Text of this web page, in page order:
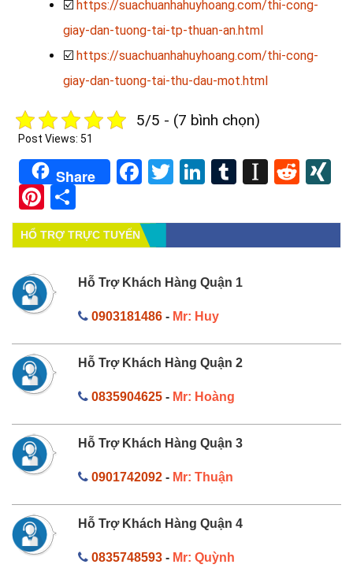
☑️ https://suachuanhahuyhoang.com/thi-cong-
giay-dan-tuong-tai-tp-thuan-an.html
☑️ https://suachuanhahuyhoang.com/thi-cong-
giay-dan-tuong-tai-thu-dau-mot.html
5/5 - (7 bình chọn)
Post Views: 51
Share Facebook
TwitterLinkedIn
Tumblr
Pinterest
HỔ TRỢ TRỰC TUYẾN
Hỗ Trợ Khách Hàng Quận 1
0903181486- Mr: Huy
Hỗ Trợ Khách Hàng Quận 2
0835904625- Mr: Hoàng
Hỗ Trợ Khách Hàng Quận 3
0901742092- Mr: Thuận
Hỗ Trợ Khách Hàng Quận 4
0835748593- Mr: Quỳnh